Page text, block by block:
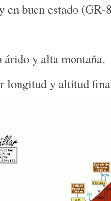
en buen estado (GR-
y alta montaña.
longitud y altitud